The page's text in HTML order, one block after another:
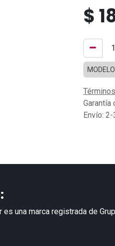
$
Garantía
Envío:
es una marca registrada de